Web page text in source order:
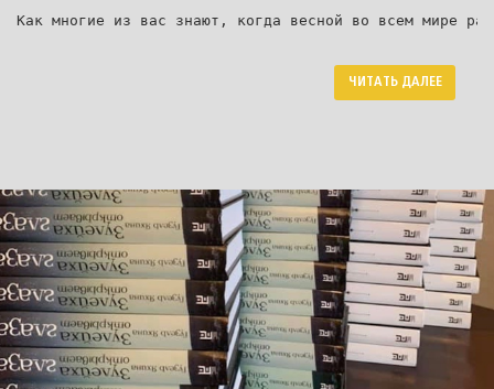
Как многие из вас знают, когда весной во всем мире
ЧИТАТЬ ДАЛЕЕ